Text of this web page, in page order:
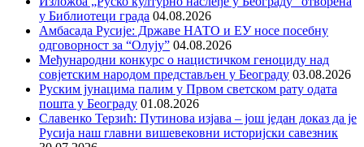
у Библиотеци града 04.08.2026
Амбасада Русије: Државе НАТО и ЕУ носе посебну
одговорност за “Олују” 04.08.2026
Међународни конкурс о нацистичком геноциду над
совјетским народом представљен у Београду 03.08.2026
Руским јунацима палим у Првом светском рату одата
пошта у Београду 01.08.2026
Славенко Терзић: Путинова изјава – још један доказ да је
Русија наш главни вишевековни историјски савезник